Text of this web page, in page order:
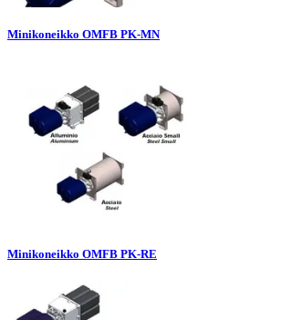
Minikoneikko OMFB PK-MN
Minikoneikko OMFB PK-RE